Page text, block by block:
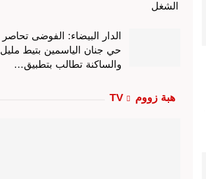
الشغل
الدار البيضاء: الفوضى تحاصر
حي جنان الياسمين بتيط مليل
والساكنة تطالب بتطبيق…
هبة زووم TV